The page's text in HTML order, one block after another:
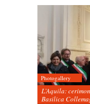
Photogallery
L’Aquila:
Basilica